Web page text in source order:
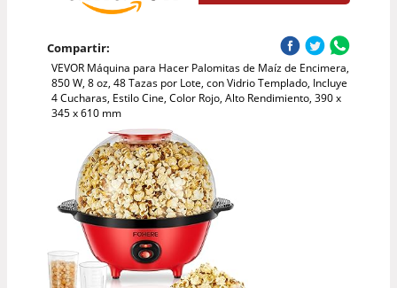
Compartir:
VEVOR Máquina para Hacer Palomitas de Maíz de Encimera,
850 W, 8 oz, 48 Tazas por Lote, con Vidrio Templado, Incluye
4 Cucharas, Estilo Cine, Color Rojo, Alto Rendimiento, 390 x
345 x 610 mm